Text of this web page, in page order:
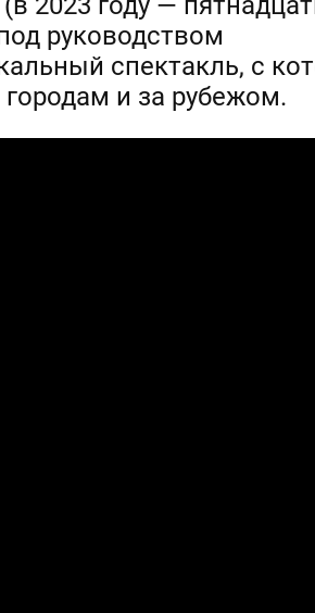
руководством
спектакль, с
и за рубежом.